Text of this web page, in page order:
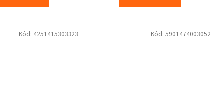
Kód: 4251415303323 Kód: 5901474003052